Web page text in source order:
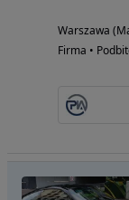
Warszawa
Firma •